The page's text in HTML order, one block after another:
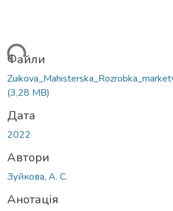
Файли
(3,28 MB)
Дата
2022
Автори
Зуйкова, А. С.
Анотація